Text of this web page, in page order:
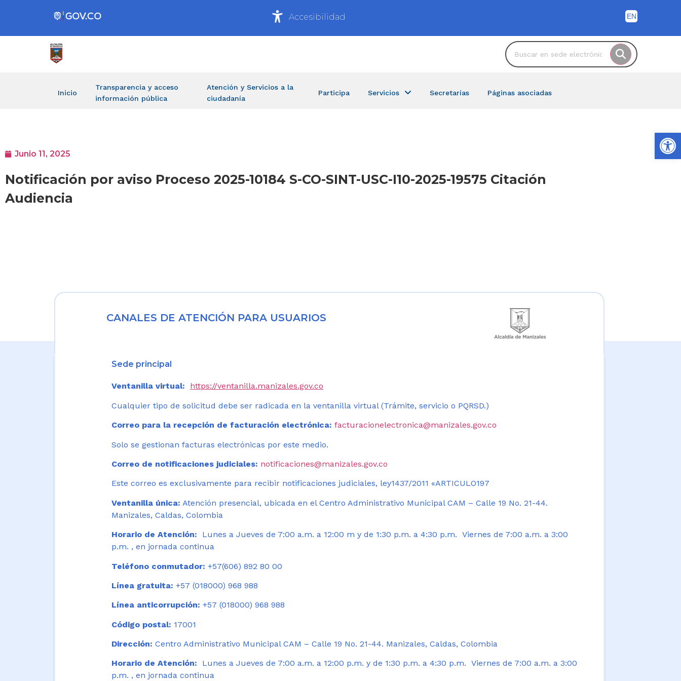
Accesibilidad
Inicio
Transparencia y acceso
información pública
Atención y Servicios a la
ciudadanía
Participa Servicios Secretarías Páginas asociadas
Junio 11, 2025
Notificación por aviso Proceso 2025-10184 S-CO-SINT-USC-I10-2025-19575 Citación
Audiencia
CANALES DE ATENCIÓN PARA USUARIOS
Sede principal
Ventanilla virtual: https://ventanilla.manizales.gov.co
Cualquier tipo de solicitud debe ser radicada en la ventanilla virtual (Trámite, servicio o PQRSD.)
Correo para la recepción de facturación electrónica: facturacionelectronica@manizales.gov.co
Solo se gestionan facturas electrónicas por este medio.
Correo de notificaciones judiciales: notificaciones@manizales.gov.co
Este correo es exclusivamente para recibir notificaciones judiciales, ley1437/2011 «ARTICULO197
Ventanilla única: Atención presencial, ubicada en el Centro Administrativo Municipal CAM – Calle 19 No. 21-44.
Manizales, Caldas, Colombia
Horario de Atención:
Lunes a Jueves de 7:00 a.m. a 12:00 m y de 1:30 p.m. a 4:30 p.m. Viernes de 7:00 a.m. a 3:00
p.m. , en jornada continua
Teléfono conmutador: +57(606) 892 80 00
Línea gratuita: +57 (018000) 968 988
Línea anticorrupción: +57 (018000) 968 988
Código postal: 17001
Dirección: Centro Administrativo Municipal CAM – Calle 19 No. 21-44. Manizales, Caldas, Colombia
Horario de Atención: Lunes a Jueves de 7:00 a.m. a 12:00 p.m. y de 1:30 p.m. a 4:30 p.m. Viernes de 7:00 a.m. a 3:00
p.m. , en jornada continua